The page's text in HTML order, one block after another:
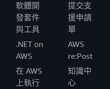
軟體開
發套件
與工具
.NET on
AWS
在 AWS
上執行
提交支
援申請
單
AWS
re:Post
知識中
心